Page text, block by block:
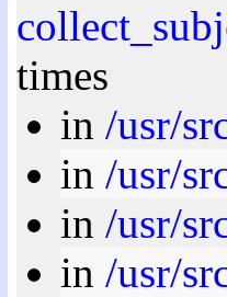
times
in /usr/
in /usr/
in /usr/
in /usr/